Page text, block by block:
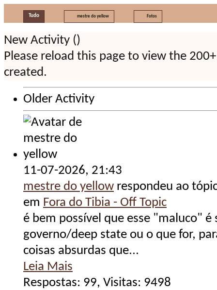
Tudo mestre do yellow Fotos
New Activity ()
Please reload this page to view the
created.
Older Activity
11-07-2026, 21:43
mestre do yellow respondeu ao
em Fora do Tibia - Off Topic
é bem possível que esse "maluco"
governo/deep state ou o que for,
coisas absurdas que...
Leia Mais
Respostas: 99, Visitas: 9498